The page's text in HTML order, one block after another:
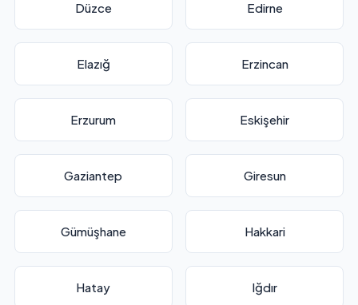
Düzce Edirne
Elazığ Erzincan
Erzurum Eskişehir
Gaziantep Giresun
Gümüşhane Hakkari
Hatay Iğdır